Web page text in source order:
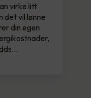
virke litt
det vil lønne
din egen